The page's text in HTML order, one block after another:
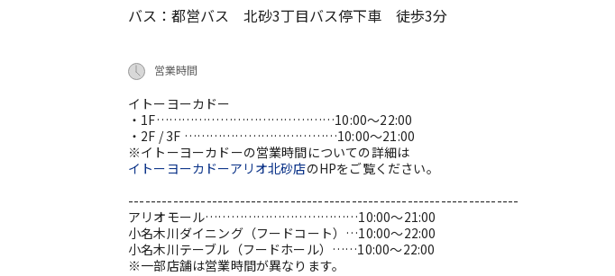
バス：都営バス 北砂3丁目バス停下車 徒歩3分
営業時間
イトーヨーカドー
・1F……………………………………10:00～22:00
・2F / 3F ………………………………10:00～21:00
※イトーヨーカドーの営業時間についての詳細は
イトーヨーカドーアリオ北砂店のHPをご覧ください。
----------------------------------------------------------------------
アリオモール………………………………10:00～21:00
小名木川ダイニング（フードコート）…10:00～22:00
小名木川テーブル（フードホール）……10:00～22:00
※一部店舗は営業時間が異なります。